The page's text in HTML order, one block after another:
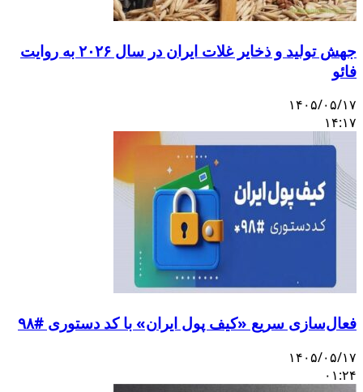
جهش تولید و ذخایر غلات ایران در سال ۲۰۲۶ به روایت
فائو
۱۴۰۵/۰۵/۱۷
۱۴:۱۷
فعال‌سازی سریع «کیف پول ایران» با کد دستوری #۹۸
۱۴۰۵/۰۵/۱۷
۰۱:۲۴